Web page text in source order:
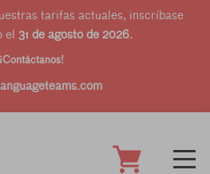
tarifas actuales, inscríbase
el 31 de agosto de 2026.
¡Contáctanos!